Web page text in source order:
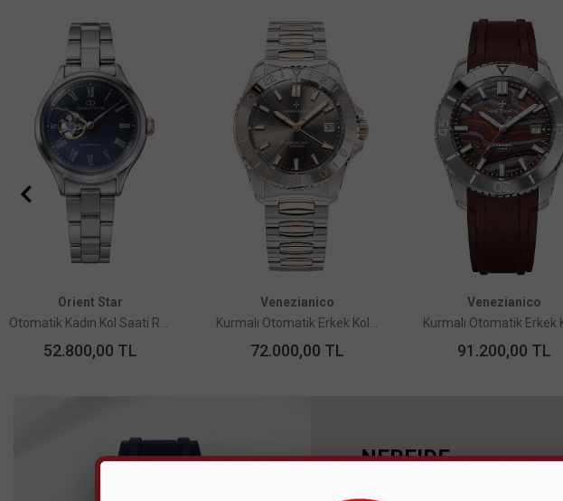
Orient Star
52.800,00 TL
Venezianico
72.000,00 TL
Venezianico
91.200,00 TL
NEREIDE